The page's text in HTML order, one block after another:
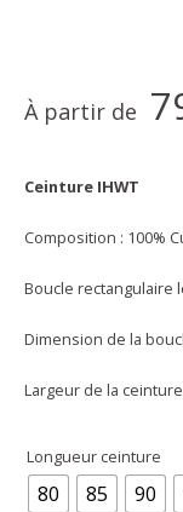
À partir de
Ceinture IHWT
Composition : 100%
Boucle rectangulaire
Dimension de la
Largeur de la
Longueur ceinture
80 85 90